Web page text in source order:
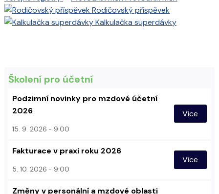
Rodičovský příspěvek
Kalkulačka superdávky
Školení pro účetní
Podzimní novinky pro mzdové účetní
2026
15. 9. 2026 9:00
Více
Fakturace v praxi roku 2026
5. 10. 2026 9:00
Více
Změny v personální a mzdové oblasti